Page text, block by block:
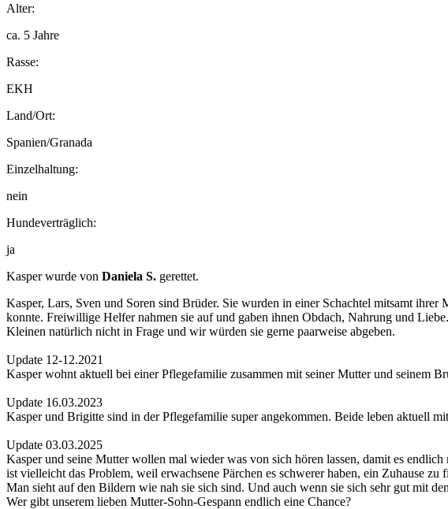
Alter:
ca. 5 Jahre
Rasse:
EKH
Land/Ort:
Spanien/Granada
Einzelhaltung:
nein
Hundeverträglich:
ja
Kasper wurde von Daniela S. gerettet.
Kasper, Lars, Sven und Soren sind Brüder. Sie wurden in einer Schachtel mitsamt
konnte. Freiwillige Helfer nahmen sie auf und gaben ihnen Obdach, Nahrung und
Kleinen natürlich nicht in Frage und wir würden sie gerne paarweise abgeben.
Update 12-12.2021
Kasper wohnt aktuell bei einer Pflegefamilie zusammen mit seiner Mutter und seinem
Update 16.03.2023
Kasper und Brigitte sind in der Pflegefamilie super angekommen. Beide leben aktuell
Update 03.03.2025
Kasper und seine Mutter wollen mal wieder was von sich hören lassen, damit es
ist vielleicht das Problem, weil erwachsene Pärchen es schwerer haben, ein Zuhause
Man sieht auf den Bildern wie nah sie sich sind. Und auch wenn sie sich sehr gut mit
Wer gibt unserem lieben Mutter-Sohn-Gespann endlich eine Chance?